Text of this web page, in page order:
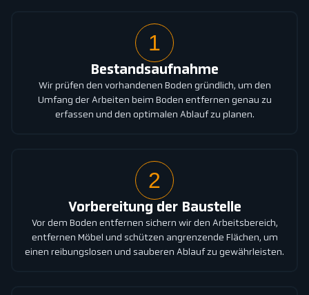
1
Bestandsaufnahme
Wir prüfen den vorhandenen Boden gründlich, um den
Umfang der Arbeiten beim Boden entfernen genau zu
erfassen und den optimalen Ablauf zu planen.
2
Vorbereitung der Baustelle
Vor dem Boden entfernen sichern wir den Arbeitsbereich,
entfernen Möbel und schützen angrenzende Flächen, um
einen reibungslosen und sauberen Ablauf zu gewährleisten.